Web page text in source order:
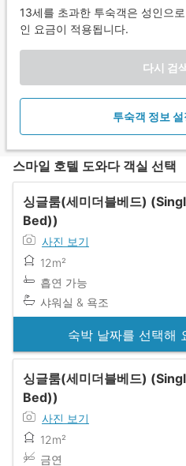
13세를 초과한 투숙객은 성인으
인 요금이 적용됩니다.
다시 검
투숙객 정보
스마일 호텔 도와다 객실 선택
싱글룸(세미더블베드)
Bed))
사진 보기
12m²
흡연 가능
샤워실 & 욕조
숙박 날짜를 선택해
싱글룸(세미더블베드)
Bed))
사진 보기
12m²
금연